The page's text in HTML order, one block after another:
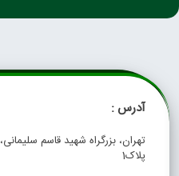
آدرس :
تهران، بزرگراه شهید قاسم
پلاک1